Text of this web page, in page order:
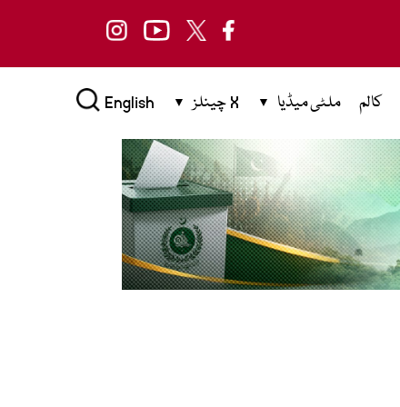
کالم ملٹی میڈیا X چینلز English